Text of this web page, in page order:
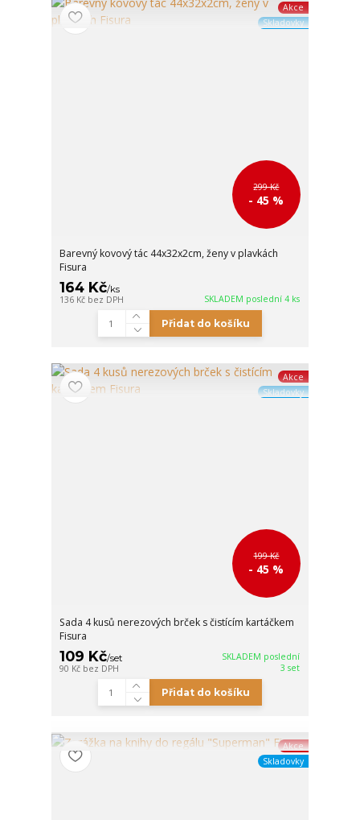
Akce
Skladovky
299 Kč
- 45 %
Barevný kovový tác 44x32x2cm, ženy v plavkách
Fisura
164 Kč/ks
136 Kč bez DPH SKLADEM poslední 4 ks
Přidat do košíku
Akce
Skladovky
199 Kč
- 45 %
Sada 4 kusů nerezových brček s čistícím kartáčkem
Fisura
109 Kč/set
90 Kč bez DPH
SKLADEM poslední
3 set
Přidat do košíku
Akce
Skladovky